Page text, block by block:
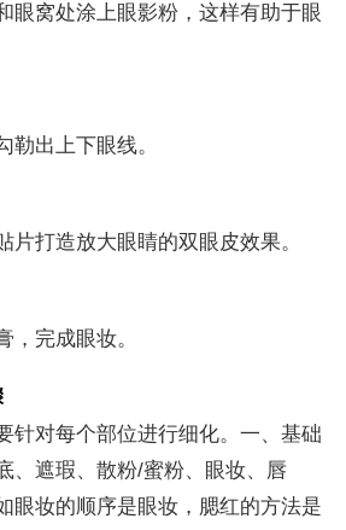
眼窝处涂上眼影粉，这样有助于眼
勒出上下眼线。
片打造放大眼睛的双眼皮效果。
，完成眼妆。
针对每个部位进行细化。一、基础
、遮瑕、散粉/蜜粉、眼妆、唇
眼妆的顺序是眼妆，腮红的方法是